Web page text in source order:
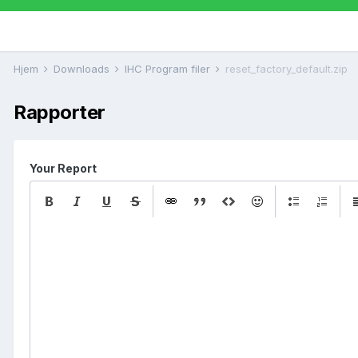
Hjem Downloads IHC Program filer reset_factory_default.zip
Rapporter
Your Report